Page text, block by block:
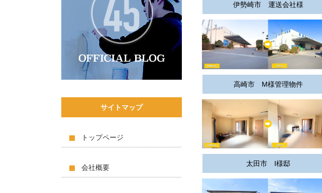
サイトマップ
トップページ
会社概要
伊勢崎市 運送会社様
高崎市 M様管理物件
太田市 I様邸